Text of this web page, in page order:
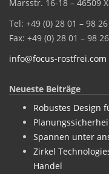
Marsstr. 16-18 – 46509
Tel: +49 (0) 28 01 – 98
Fax: +49 (0) 28 01 – 98
info@focus-rostfrei.com
Neueste Beiträge
Robustes Design
Spannen unter
Zirkel
Handel